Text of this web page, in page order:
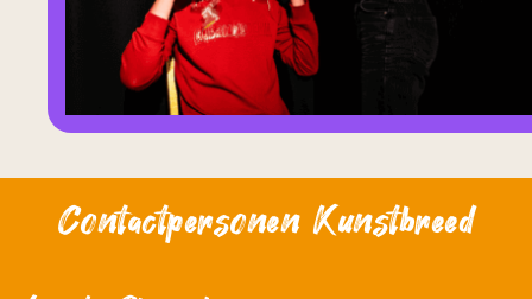
Contactpersonen Kunstbreed